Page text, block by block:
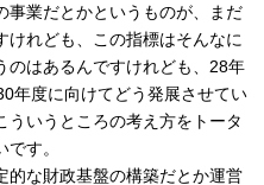
事業だとかというものが、まだ
れども、この指標はそんなに
のはあるんですけれども、28年
年度に向けてどう発展させてい
ういうところの考え方をトータ
す。
な財政基盤の構築だとか運営